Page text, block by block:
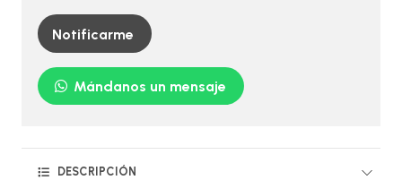
Notificarme
Mándanos un mensaje
DESCRIPCIÓN